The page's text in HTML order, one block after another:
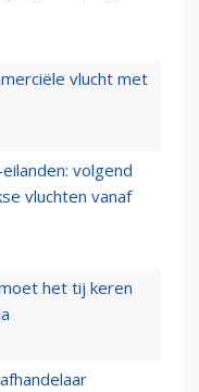
vlucht met
volgend
vluchten vanaf
het tij keren